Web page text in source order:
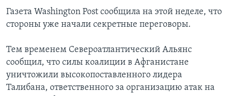
Газета Washington Post сообщила на этой неделе, что
стороны уже начали секретные переговоры.
Тем временем Североатлантический Альянс
сообщил, что силы коалиции в Афганистане
уничтожили высокопоставленного лидера
Талибана, ответственного за организацию атак на